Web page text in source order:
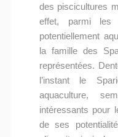
des piscicultures
effet, parmi les
potentiellement
la famille des
représentées.
l’instant le
aquaculture,
intéressants pour
de ses